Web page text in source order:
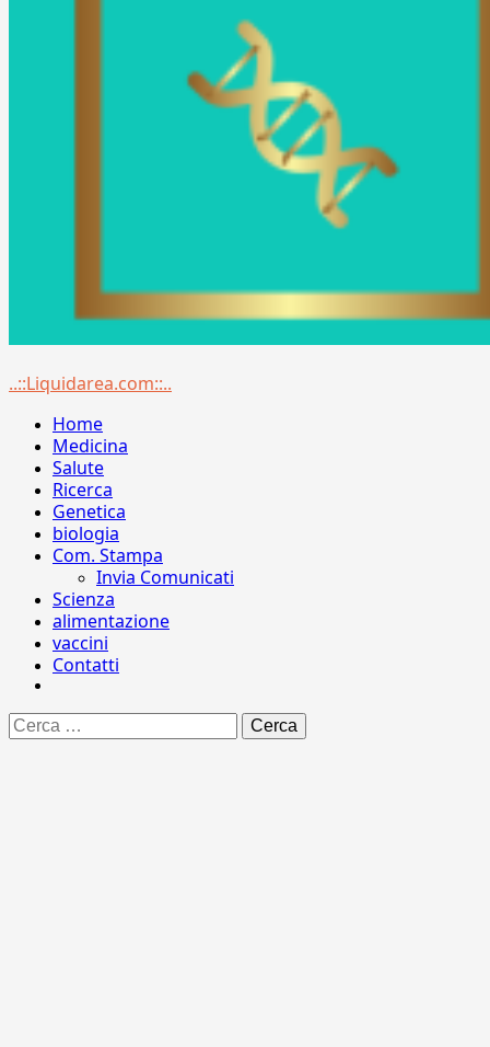
Menu
..::Liquidarea.com::..
Home
Medicina
Salute
Ricerca
Genetica
biologia
Com. Stampa
Invia Comunicati
Scienza
alimentazione
vaccini
Contatti
Ricerca
per: